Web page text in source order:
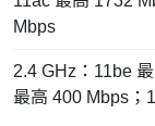
Mbps
2.4 GHz：11be
最高 400 Mbps；